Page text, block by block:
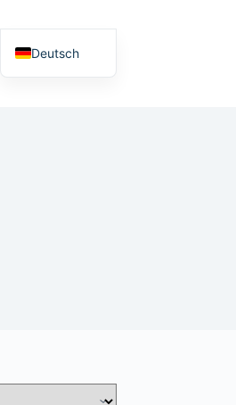
Sprachen
Deutsch